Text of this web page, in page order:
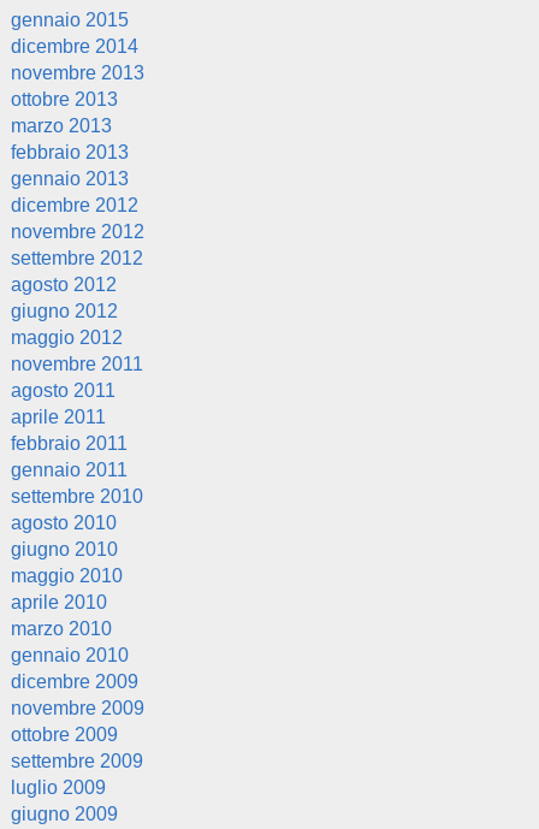
gennaio 2015
dicembre 2014
novembre 2013
ottobre 2013
marzo 2013
febbraio 2013
gennaio 2013
dicembre 2012
novembre 2012
settembre 2012
agosto 2012
giugno 2012
maggio 2012
novembre 2011
agosto 2011
aprile 2011
febbraio 2011
gennaio 2011
settembre 2010
agosto 2010
giugno 2010
maggio 2010
aprile 2010
marzo 2010
gennaio 2010
dicembre 2009
novembre 2009
ottobre 2009
settembre 2009
luglio 2009
giugno 2009